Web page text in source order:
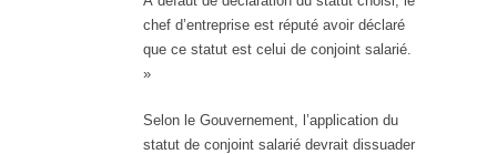
chef d’entreprise est réputé avoir déclaré
que ce statut est celui de conjoint salarié.
»
Selon le Gouvernement, l’application du
statut de conjoint salarié devrait dissuader